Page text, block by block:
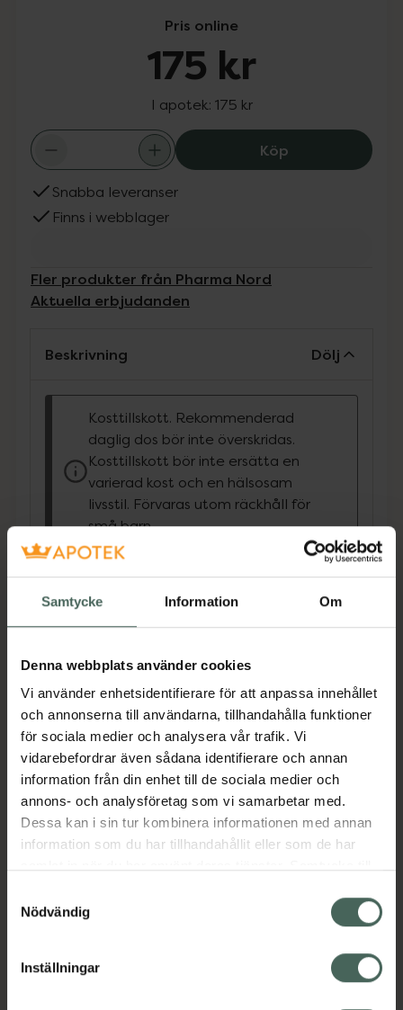
Samtycke Information Om
Denna webbplats använder cookies
Vi använder enhetsidentifierare för att anpassa innehållet
och annonserna till användarna, tillhandahålla funktioner
för sociala medier och analysera vår trafik. Vi
vidarebefordrar även sådana identifierare och annan
information från din enhet till de sociala medier och
annons- och analysföretag som vi samarbetar med.
Dessa kan i sin tur kombinera informationen med annan
information som du har tillhandahållit eller som de har
återkalla ditt samtycke via webbplatsens
cookieinställningar. Ett återkallat samtycke påverkar inte
lagligheten av behandling som skett innan återkallelsen.
Nödvändig
Inställningar
Pris online
175 kr
I apotek: 175 kr
KöpPharma Nord
Snabba leveranser
Finns i webblager
Fler produkter från Pharma Nord
Aktuella erbjudanden
Beskrivning Dölj
Kosttillskott. Rekommenderad
daglig dos bör inte överskridas.
Kosttillskott bör inte ersätta en
varierad kost och en hälsosam
livsstil. Förvaras utom räckhåll för
små barn.
Produkten innehåller sötningsmedel
sug/tuggtabletter smaksatta med
pepparmynta. Varje tablett innehåller 600
B12 i dess aktiva form. När man suger på
tabletterna sker absorptionen övervägande
via slemhinnan i munnen.
Jämförpris
3,08 kr st
EAN:05709976351202
Kategorier:
B-vitaminB-vitaminKost och hälsa
Vitaminer och mineraler
Innehåll Visa